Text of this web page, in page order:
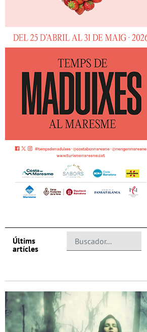
Últims
artícles